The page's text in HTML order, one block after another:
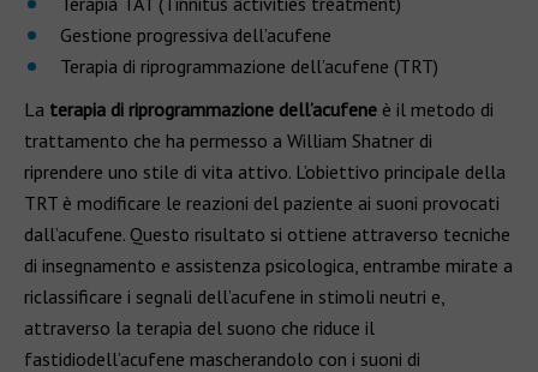
Gestione progressiva dell’acufene
Terapia di riprogrammazione dell’acufene (TRT)
La terapia di riprogrammazione dell’acufene è il metodo di
trattamento che ha permesso a William Shatner di
riprendere uno stile di vita attivo. L’obiettivo principale della
TRT è modificare le reazioni del paziente ai suoni provocati
dall’acufene. Questo risultato si ottiene attraverso tecniche
di insegnamento e assistenza psicologica, entrambe mirate a
riclassificare i segnali dell’acufene in stimoli neutri e,
attraverso la terapia del suono che riduce il
fastidiodell’acufene mascherandolo con i suoni di